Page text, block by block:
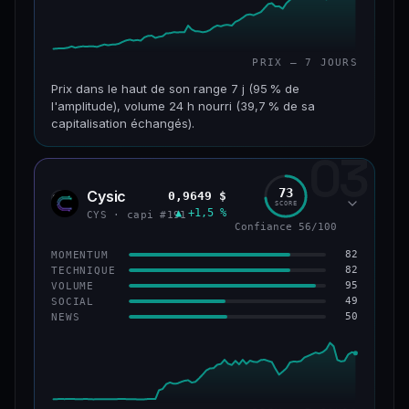
PRIX — 7 JOURS
Prix dans le haut de son range 7 j (95 % de
l'amplitude), volume 24 h nourri (39,7 % de sa
capitalisation échangés).
CAP. MARCHÉ VOLUME 24 H
VAR. 7 J VAR. 30 J
+203,1 %
VS ATH
−86,3 % #235
CONFIANCE 67/100
03
CYS Cysic
CYS · capi #191
0,9649 $
▲ +1,5 %
73
SCORE
Confiance 56/100
MOMENTUM 82
TECHNIQUE 82
VOLUME 95
SOCIAL 49
NEWS 50